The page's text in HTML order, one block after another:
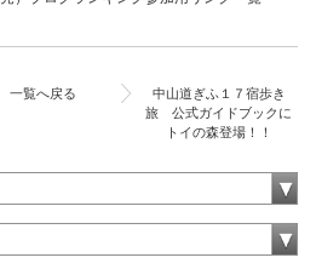
一覧へ戻る
中山道ぎふ１７宿歩き
旅 公式ガイドブックに
トイの森登場！！